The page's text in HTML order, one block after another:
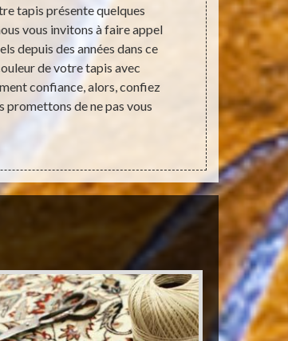
tapis présente quelques
vous invitons à faire appel
depuis des années dans ce
de votre tapis avec
confiance, alors, confiez
promettons de ne pas vous
ils peuvent
les
qui a une
réalise
comme il
tapis. Si